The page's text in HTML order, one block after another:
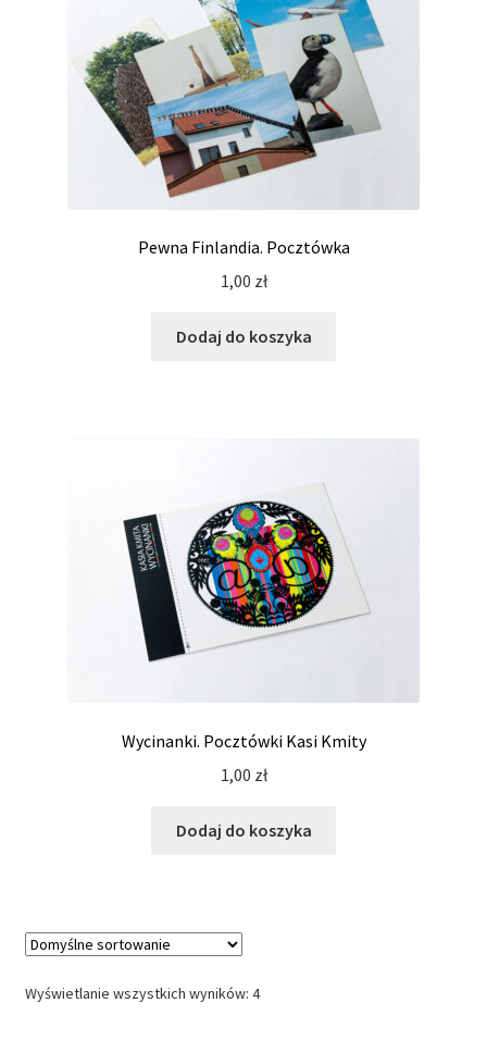
Pewna Finlandia. Pocztówka
1,00 zł
Dodaj do koszyka
Wycinanki. Pocztówki Kasi Kmity
1,00 zł
Dodaj do koszyka
Wyświetlanie wszystkich wyników: 4